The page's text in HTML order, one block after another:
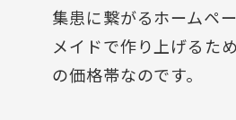
集患に繋がるホームペ
メイドで作り上げるた
の価格帯なのです。